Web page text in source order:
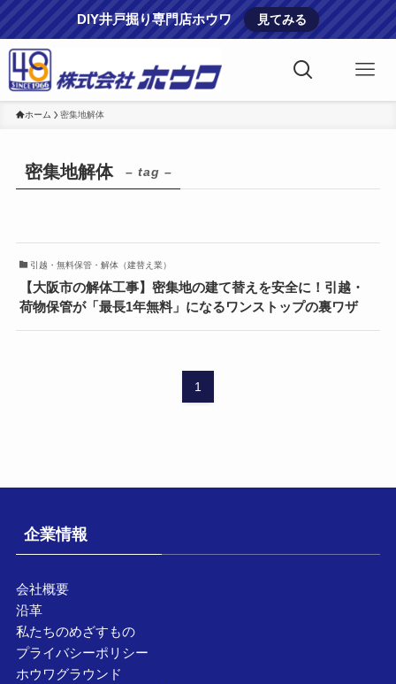
DIY井戸掘り専門店ホウワ 見てみる
ホーム 密集地解体
密集地解体 – tag –
引越・無料保管・解体（建替え業）
【大阪市の解体工事】密集地の建て替えを安全に！引越・
荷物保管が「最長1年無料」になるワンストップの裏ワザ
1
企業情報
会社概要
沿革
私たちのめざすもの
プライバシーポリシー
ホウワグラウンド